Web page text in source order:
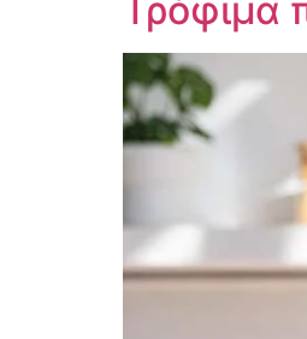
Τρόφιμα